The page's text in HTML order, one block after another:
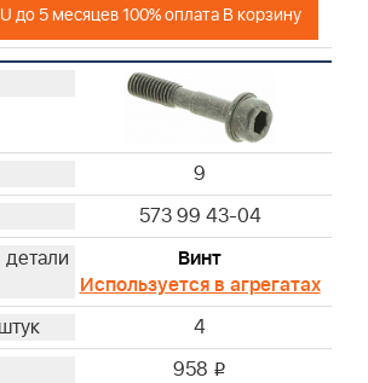
до 5 месяцев 100% оплата В корзину
9
573 99 43-04
Винт
Используется в агрегатах
4
958 i